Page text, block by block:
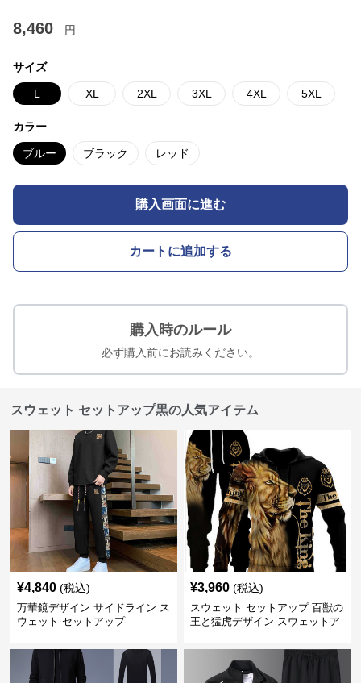
8,460 円
サイズ
L XL 2XL 3XL 4XL 5XL
カラー
ブルー ブラック レッド
購入画面に進む
カートに追加する
購入時のルール
必ず購入前にお読みください。
スウェット セットアップ黒の人気アイテム
¥4,840 (税込)
万華鏡デザイン サイドライン ス
ウェット セットアップ
¥3,960 (税込)
スウェット セットアップ 百獣の
王と猛虎デザイン スウェットア